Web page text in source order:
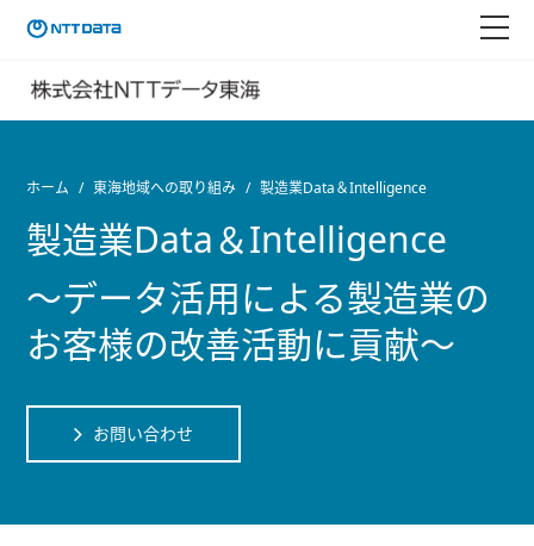
ホーム 東海地域への取り組み 製造業Data＆Intelligence
製造業Data＆Intelligence
～データ活用による製造業の
お客様の改善活動に貢献～
お問い合わせ